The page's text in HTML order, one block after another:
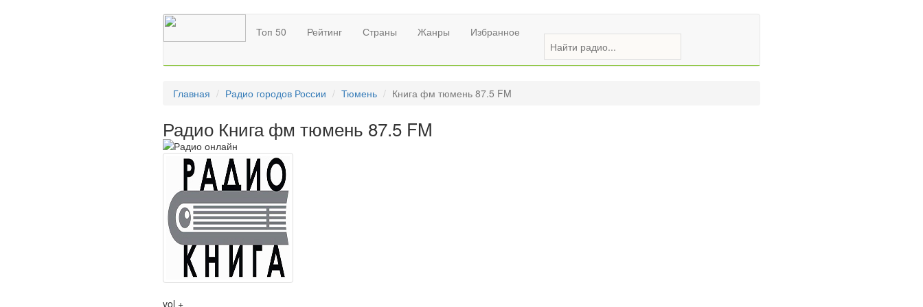
Топ 50 Рейтинг Страны Жанры Избранное
Главная Радио городов России Тюмень Книга фм тюмень 87.5 FM
Радио Книга фм тюмень 87.5 FM
vol +